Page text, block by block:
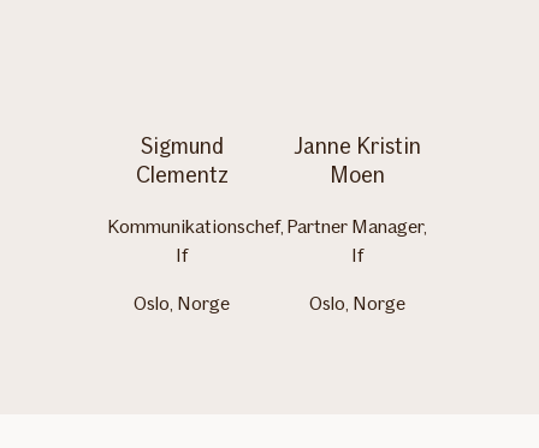
Sigmund
Clementz
Kommunikationschef,
If
Oslo, Norge
Janne Kristin
Moen
Partner Manager,
If
Oslo, Norge